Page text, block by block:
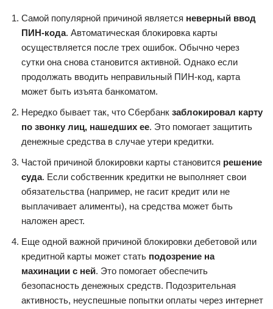
Самой популярной причиной является неверный ввод
ПИН-кода. Автоматическая блокировка карты
осуществляется после трех ошибок. Обычно через
сутки она снова становится активной. Однако если
продолжать вводить неправильный ПИН-код, карта
может быть изъята банкоматом.
Нередко бывает так, что Сбербанк заблокировал карту
по звонку лиц, нашедших ее. Это помогает защитить
денежные средства в случае утери кредитки.
Частой причиной блокировки карты становится решение
суда. Если собственник кредитки не выполняет свои
обязательства (например, не гасит кредит или не
выплачивает алименты), на средства может быть
наложен арест.
Еще одной важной причиной блокировки дебетовой или
кредитной карты может стать подозрение на
махинации с ней. Это помогает обеспечить
безопасность денежных средств. Подозрительная
активность, неуспешные попытки оплаты через интернет